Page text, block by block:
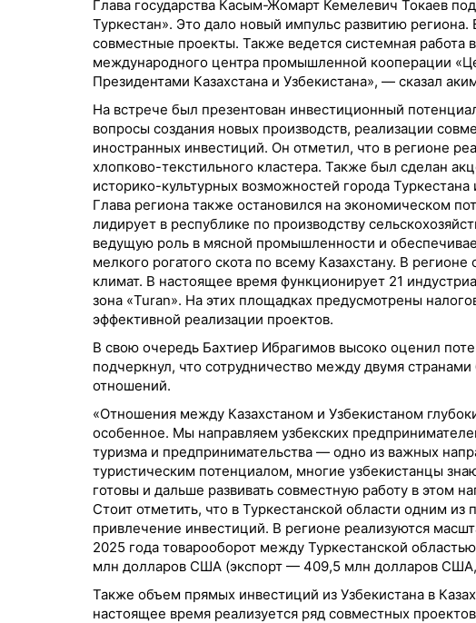
Глава государства Касым-Жомарт Кемелевич Токаев
Туркестан». Это дало новый импульс развитию
совместные проекты. Также ведется системная
международного центра промышленной кооперации
Президентами Казахстана и Узбекистана», — сказал
На встрече был презентован инвестиционный
вопросы создания новых производств, реализации
иностранных инвестиций. Он отметил, что в регионе
хлопково-текстильного кластера. Также был сделан
историко-культурных возможностей города
Глава региона также остановился на экономическом
лидирует в республике по производству
ведущую роль в мясной промышленности и
мелкого рогатого скота по всему Казахстану. В
климат. В настоящее время функционирует 21
зона «Turan». На этих площадках предусмотрены
эффективной реализации проектов.
В свою очередь Бахтиер Ибрагимов высоко оценил
подчеркнул, что сотрудничество между двумя
отношений.
«Отношения между Казахстаном и Узбекистаном
особенное. Мы направляем узбекских
туризма и предпринимательства — одно из важных
туристическим потенциалом, многие узбекистанцы
готовы и дальше развивать совместную работу в этом
Стоит отметить, что в Туркестанской области одним из
привлечение инвестиций. В регионе реализуются
2025 года товарооборот между Туркестанской
млн долларов США (экспорт — 409,5 млн долларов
Также объем прямых инвестиций из Узбекистана в
настоящее время реализуется ряд совместных